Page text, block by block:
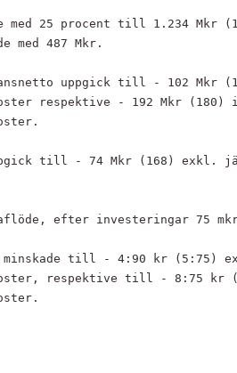
med 25 procent till 1.234 Mkr
med 487 Mkr.
uppgick till - 102 Mkr
respektive - 192 Mkr (180)
till - 74 Mkr (168) exkl.
efter investeringar 75
minskade till - 4:90 kr (5:75)
poster, respektive till - 8:75 kr